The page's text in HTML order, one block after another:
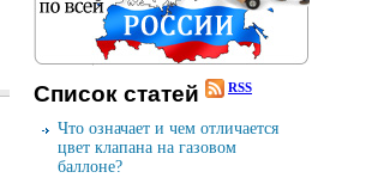
Cписок cтатей RSS
Что означает и чем отличается
цвет клапана на газовом
баллоне?